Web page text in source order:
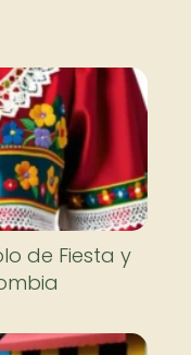
de Fiesta y